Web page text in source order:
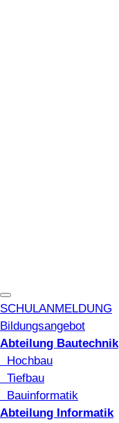
SCHULANMELDUNG
Bildungsangebot
Abteilung Bautechnik
Hochbau
Tiefbau
Bauinformatik
Abteilung Informatik